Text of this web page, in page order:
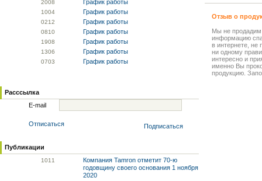
2008 График работы
1004 График работы
0212 График работы
0810 График работы
1908 График работы
1306 График работы
0703 График работы
Расссылка
E-mail
Отписаться Подписаться
Публикации
1011
Компания Tamron отметит 70-ю
годовщину своего основания 1 ноября
2020
Отзыв о
Мы не
информацию
в интернете, не
ни одному
интересно и
именно Вы
продукцию.